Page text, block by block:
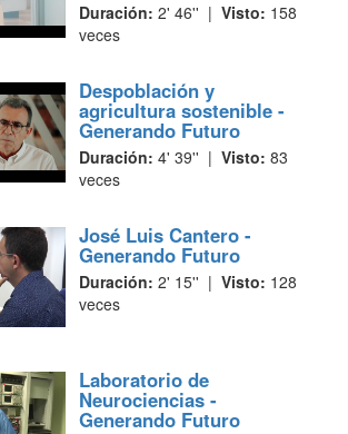
Duración: 2' 46'' | Visto: 158
veces
Despoblación y
agricultura sostenible -
Generando Futuro
Duración: 4' 39'' | Visto: 83
veces
José Luis Cantero -
Generando Futuro
Duración: 2' 15'' | Visto: 128
veces
Laboratorio de
Neurociencias -
Generando Futuro